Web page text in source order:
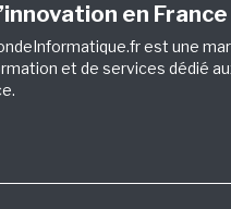
en France
est une
et de services dédié